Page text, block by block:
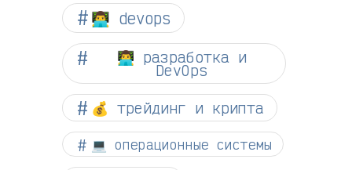
👨‍💻 devops
👨‍💻 разработка и
DevOps
💰 трейдинг и крипта
💻 операционные системы